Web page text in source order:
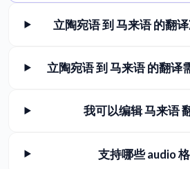
立陶宛语 到 马来语 的翻
立陶宛语 到 马来语 的翻译
我可以编辑 马来语
支持哪些 audio